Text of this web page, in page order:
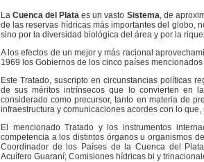
LaCuenca del Plata es un vasto Sistema, de
de las reservas hídricas más importantes del globo,
sino por la diversidad biológica del área y por la
A los efectos de un mejor y más racional
1969 los Gobiernos de los cinco países
Este Tratado, suscripto en circunstancias políticas
de sus méritos intrínsecos que lo convierten en
considerado como precursor, tanto en materia de
infraestructura y comunicaciones acordes con lo
El mencionado Tratado y los instrumentos
competencia a los distintos órganos u organismos
Coordinador de los Países de la Cuenca del
Acuífero Guaraní; Comisiones hídricas bi y